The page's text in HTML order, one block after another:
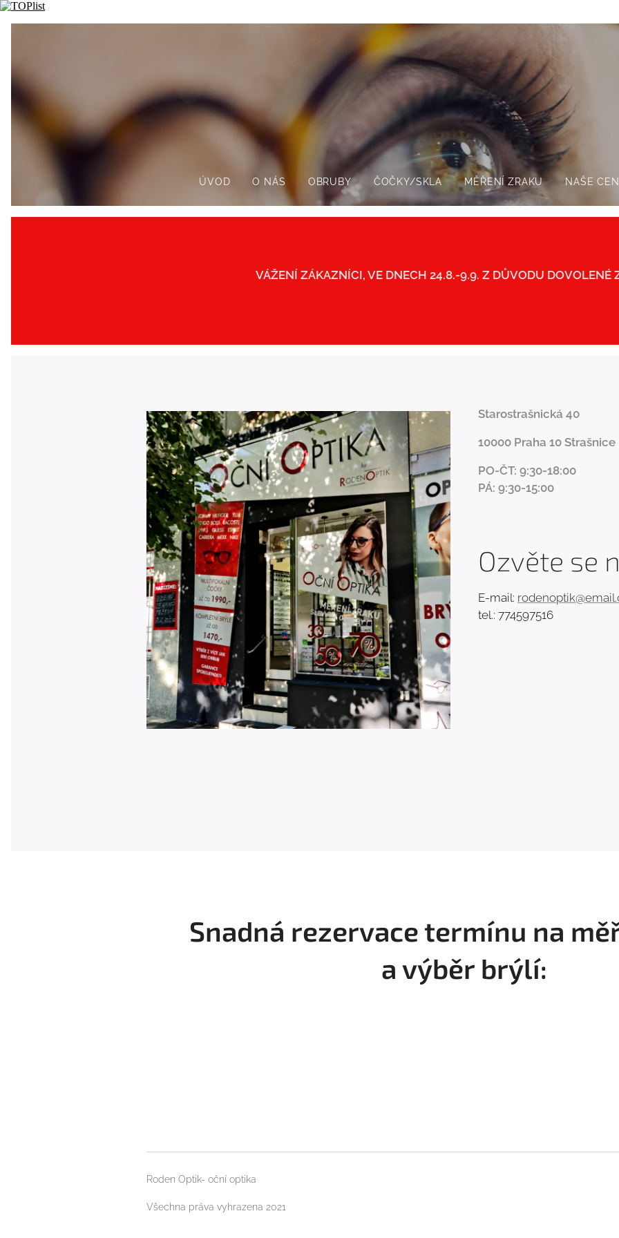
ÚVOD O NÁS OBRUBY ČOČKY/SKLA MĚŘENÍ ZRAKU NAŠE
VÁŽENÍ ZÁKAZNÍCI, VE DNECH 24.8.-9.9. Z DŮVODU DOVOLENÉ
Starostrašnická 40
10000 Praha 10 Strašnice
PO-ČT: 9:30-18:00
PÁ: 9:30-15:00
Ozvěte se
E-mail:
tel.: 774597516
Snadná rezervace termínu na
a výběr brýlí:
Roden Optik- oční optika
Všechna práva vyhrazena 2021